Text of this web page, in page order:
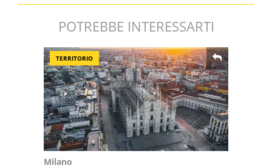
POTREBBE INTERESSARTI
TERRITORIO
Milano